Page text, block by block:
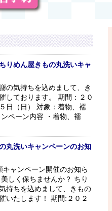
りめん屋きもの丸洗いキャ
の気持ちを込めまして、き
しております。 期間：２０
日（日） 対象：着物、襦
ペーン内容 ・着物、襦
丸洗いキャンペーンのお知
ャンペーン開催のお知ら
しく保ちませんか？ ちり
持ちを込めまして、きもの
いたします！ 期間:２０２